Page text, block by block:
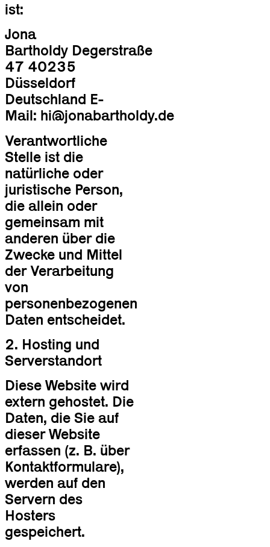
ist:
Jona
Bartholdy Degerstraße
47 40235
Düsseldorf
Deutschland E-
Mail: hi@jonabartholdy.de
Verantwortliche
Stelle ist die
natürliche oder
juristische Person,
die allein oder
gemeinsam mit
anderen über die
Zwecke und Mittel
der Verarbeitung
von
personenbezogenen
Daten entscheidet.
2. Hosting und
Serverstandort
Diese Website wird
extern gehostet. Die
Daten, die Sie auf
dieser Website
erfassen (z. B. über
Kontaktformulare),
werden auf den
Servern des
Hosters
gespeichert.